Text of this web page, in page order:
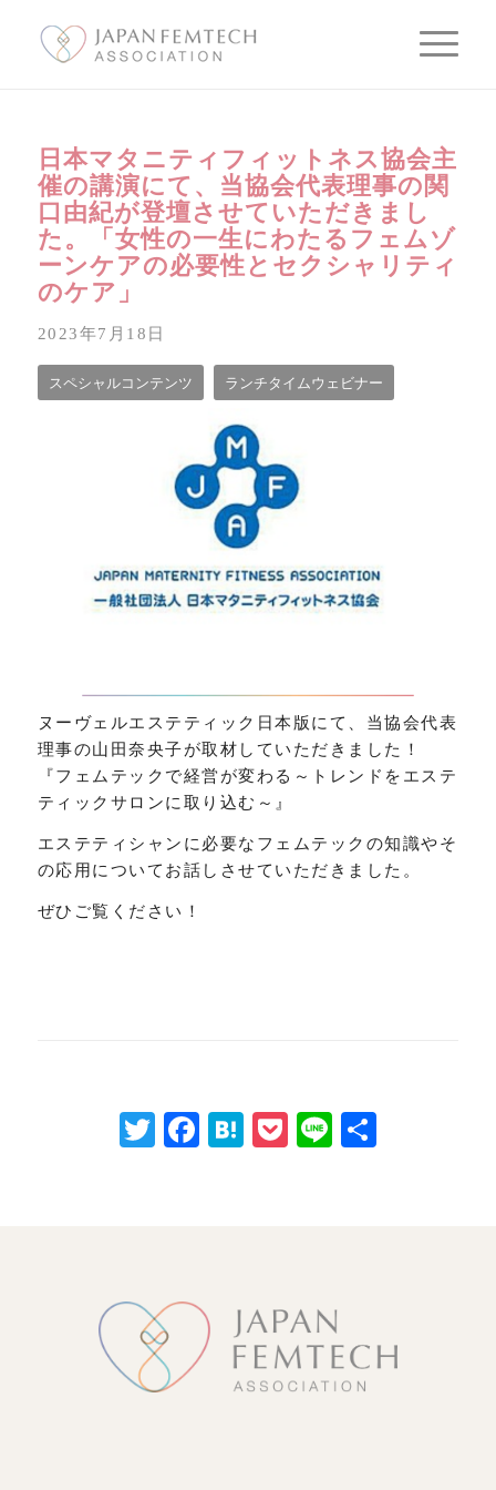
日本マタニティフィットネス協会主
催の講演にて、当協会代表理事の関
口由紀が登壇させていただきまし
た。「女性の一生にわたるフェムゾ
ーンケアの必要性とセクシャリティ
のケア」
2023年7月18日
スペシャルコンテンツ ランチタイムウェビナー
ヌーヴェルエステティック日本版にて、当協会代表
理事の山田奈央子が取材していただきました！
『フェムテックで経営が変わる～トレンドをエステ
ティックサロンに取り込む～』
エステティシャンに必要なフェムテックの知識やそ
の応用についてお話しさせていただきました。
ぜひご覧ください！
TwitterFacebook
HatenaPocket
Line